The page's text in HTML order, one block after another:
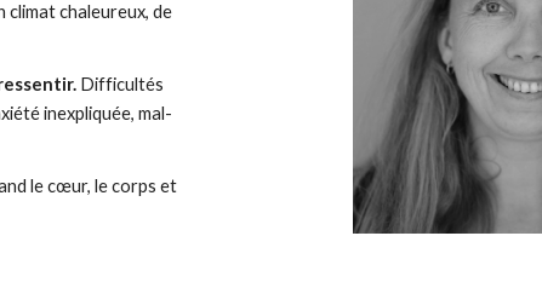
chaleureux, de
Difficultés
inexpliquée, mal-
le cœur, le corps et